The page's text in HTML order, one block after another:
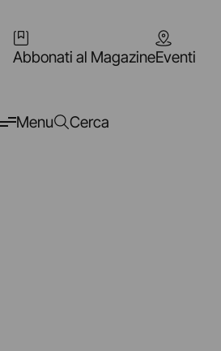
Abbonati al MagazineEventi
Menu Cerca